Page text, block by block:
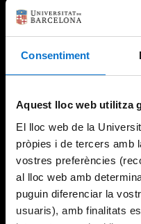
Consentiment
Aquest lloc web utilitza
El lloc web de la
pròpies i de tercers amb
vostres preferències
al lloc web amb
puguin diferenciar la
usuaris), amb finalitats